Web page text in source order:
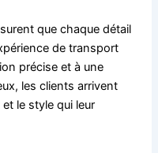
que chaque détail
de transport
précise et à une
les clients arrivent
le style qui leur